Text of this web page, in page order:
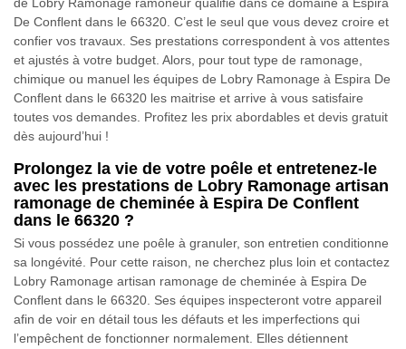
de Lobry Ramonage ramoneur qualifié dans ce domaine à Espira
De Conflent dans le 66320. C’est le seul que vous devez croire et
confier vos travaux. Ses prestations correspondent à vos attentes
et ajustés à votre budget. Alors, pour tout type de ramonage,
chimique ou manuel les équipes de Lobry Ramonage à Espira De
Conflent dans le 66320 les maitrise et arrive à vous satisfaire
toutes vos demandes. Profitez les prix abordables et devis gratuit
dès aujourd’hui !
Prolongez la vie de votre poêle et entretenez-le
avec les prestations de Lobry Ramonage artisan
ramonage de cheminée à Espira De Conflent
dans le 66320 ?
Si vous possédez une poêle à granuler, son entretien conditionne
sa longévité. Pour cette raison, ne cherchez plus loin et contactez
Lobry Ramonage artisan ramonage de cheminée à Espira De
Conflent dans le 66320. Ses équipes inspecteront votre appareil
afin de voir en détail tous les défauts et les imperfections qui
l’empêchent de fonctionner normalement. Elles détiennent